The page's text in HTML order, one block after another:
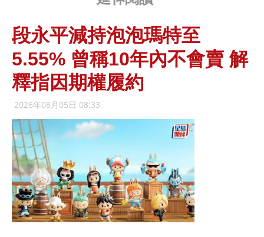
段永平減持泡泡瑪特至
5.55% 曾稱10年內不會賣 解
釋指因期權履約
2026年08月05日 08:33